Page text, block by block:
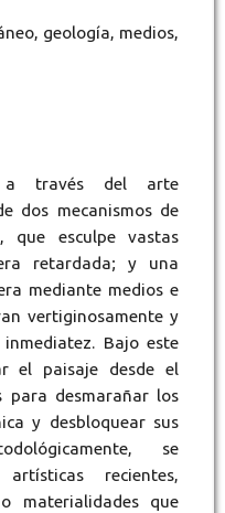
geología, medios,
a través del arte
dos mecanismos de
que esculpe vastas
retardada; y una
mediante medios e
vertiginosamente y
Bajo este
el paisaje desde el
para desmarañar los
y desbloquear sus
se
recientes,
materialidades que